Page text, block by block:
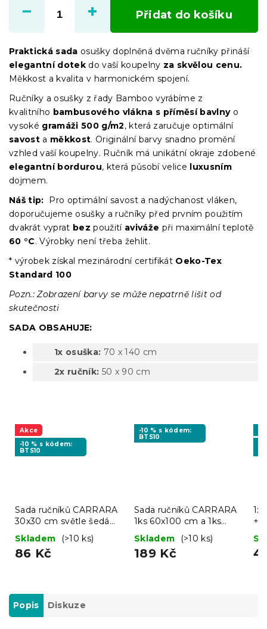
Přidat do košíku
Praktická sada osušky doplněná dvěma ručníky přináší
elegantní dotek do vaší koupelny za skvělou cenu.
Měkkost a kvalita v harmonickém spojení.
Ručníky a osušky z řady Bamboo vyrábíme z
kvalitního bambusového vlákna s příměsí bavlnyo
vysoké gramáži 500 g/m2, která zaručuje optimální
savost a měkkost. Originální barvy snadno promění
vzhled vaší koupelny. Ručník má unikátní okraje zdobené
elegantní bordurou, která působí velice luxusním
dojmem.
Náš tip: Pro optimální savost a nadýchanost vláken,
doporučujeme osušky a ručníky před prvním použitím
dvakrát vyprat bez použití aviváže při maximální teplotě
60 °C. Výrobky není třeba žehlit.
* výrobek získal mezinárodní certifikát Oeko-Tex
Standard 100
Pozn.: Zobrazení barvy se může nepatrně lišit od
skutečnosti
SADA OBSAHUJE:
1x osuška: 70 x 140 cm
2x ručník: 50 x 90 cm
Akce
-10 % s kódem:
BTS10
Sada ručníků CARRARA
30x30 cm světle šedá
100% bavlna, 3 ks
Skladem (>10 ks)
86 Kč
-10 % s kódem:
BTS10
Sada ručníků CARRARA
1ks 60x100 cm a 1ks
40x55 cm 100% bavlna,
bílá
Skladem (>10 ks)
189 Kč
1x
+
Popis Diskuze